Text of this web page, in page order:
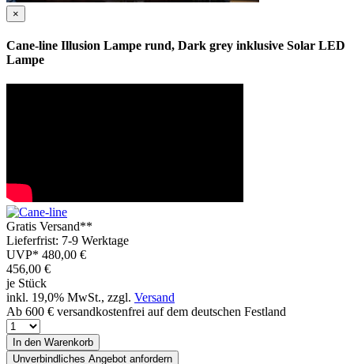
×
Cane-line Illusion Lampe rund, Dark grey inklusive Solar LED
Lampe
Gratis Versand**
Lieferfrist: 7-9 Werktage
UVP* 480,00 €
456,00 €
je Stück
inkl. 19,0% MwSt., zzgl. Versand
Ab 600 € versandkostenfrei auf dem deutschen Festland
In den Warenkorb
Unverbindliches Angebot anfordern